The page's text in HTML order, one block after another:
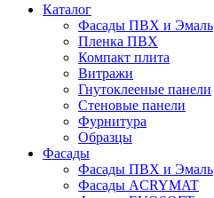
Каталог
Фасады ПВХ и Эмаль
Пленка ПВХ
Компакт плита
Витражи
Гнутоклееные панели
Стеновые панели
Фурнитура
Образцы
Фасады
Фасады ПВХ и Эмаль
Фасады ACRYMAT